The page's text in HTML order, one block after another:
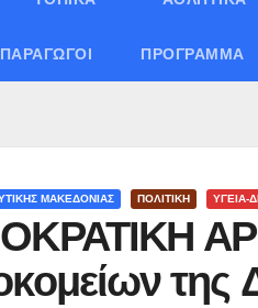
ΠΑΡΑΓΩΓΟΊ ΠΡΌΓΡΑΜΜΑ
ΜΑΚΕΔΟΝΙΑΣ ΠΟΛΙΤΙΚΗ ΥΓΕΙΑ-
της